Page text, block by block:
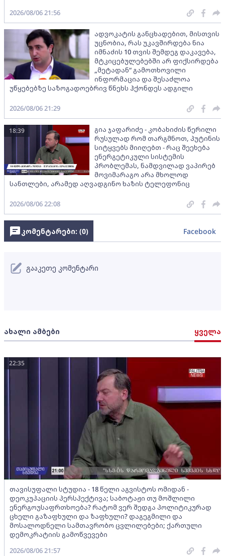
2026/08/06 21:56
ადვოკატის განცხადებით, მისთვის
უცნობია, რას უკავშირდება ნია
იმნაძის 10 თვის შემდეგ დაკავება,
მტკიცებულებებში არ ფიქსირდება
„მეტადან“ გამოთხოვილი
ინფორმაცია და შესაძლოა
უწყებებზე საზოგადოებრივ წნეხს ჰქონდეს ადგილი
2026/08/06 21:29
გია ჯაფარიძე - კობახიძის წერილი
რუსულად რომ თარგმნოთ, პუტინის
სიტყვებს მიიღებთ - რაც შეეხება
ენერგეტიკული სისტემის
პრობლემას, ნამდვილად ვაპირებ
მოვიმარაგო არა მხოლოდ
სანთლები, არამედ აღვადგინო ხაზის ტელეფონიც
18:39
2026/08/06 22:08
ახალი ამბები ყველა
თავისუფალი სტუდია - 18 წელი აგვისტოს ომიდან -
დეოკუპაციის პერსპექტივა; საბოტაჟი თუ მოშლილი
ენერგოუსაფრთხოება? რატომ ვერ შედგა პოლიტიკურად
ცხელი გაზაფხული და ზაფხული? დაგეგმილი და
მოსალოდნელი სამთავრობო ცვლილებები; ქართული
დემოკრატიის გამოწვევები
22:35
2026/08/06 21:57
კომენტარები: (0) Facebook
გააკეთე კომენტარი